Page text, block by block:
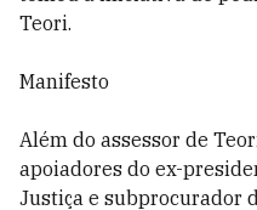
Teori.
Manifesto
Além do assessor de
apoiadores do ex-
Justiça e subprocurador